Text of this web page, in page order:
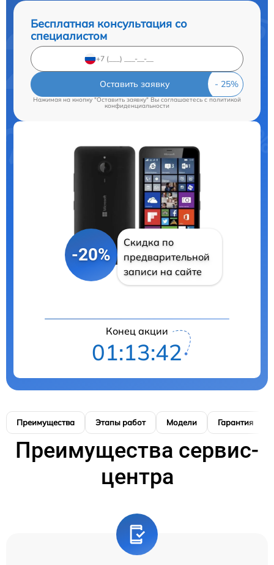
Бесплатная консультация со
специалистом
Оставить заявку
Нажимая на кнопку "Оставить заявку" Вы соглашаетесь cполитикой
конфиденциальности
-20%
Скидка по
предварительной
записи на сайте
Конец акции
01:13:41
Преимущества Этапы работ Модели Гарантия
Преимущества сервис-
центра